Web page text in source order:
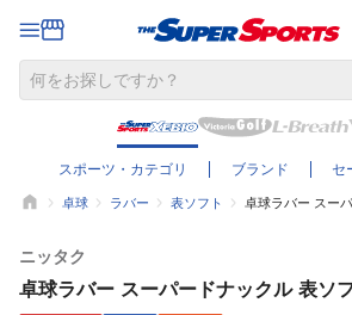
スポーツ・カテゴリ ブランド セ
卓球 ラバー 表ソフト 卓球ラバー スー
ニッタク
卓球ラバー スーパードナックル 表ソ